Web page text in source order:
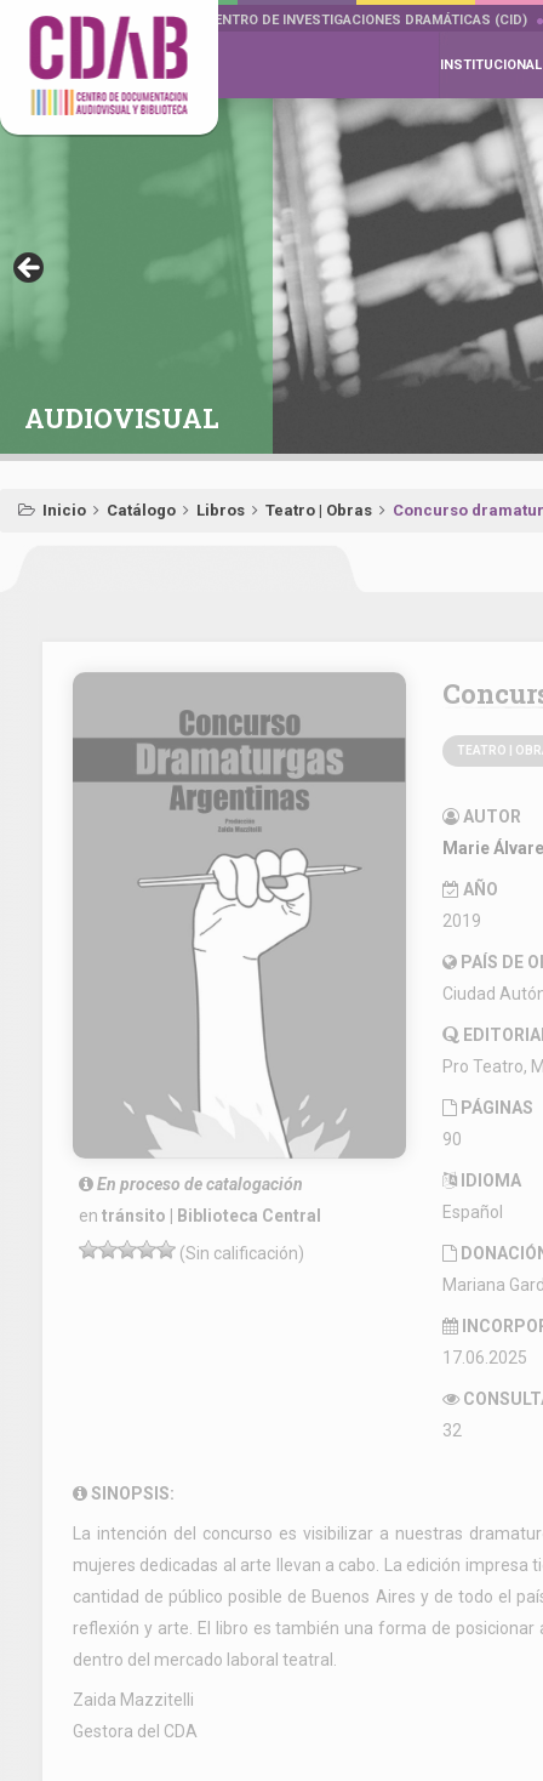
DOCUMENTA DRAMÁTICAS CENTRO DE INVESTIGACIONES DRAMÁTICAS (CID)
INSTITUCIONAL
AUDIOVISUAL
Inicio Catálogo Libros Teatro | Obras Concurso
En proceso de catalogación
en tránsito | Biblioteca Central
(Sin calificación)
TEATRO |
AUTOR
Marie
AÑO
2019
PAÍS DE
Ciudad
Pro Teatro,
PÁGINAS
90
IDIOMA
Español
Mariana
17.06.2025
32
SINOPSIS:
La intención del concurso es visibilizar a nuestras
mujeres dedicadas al arte llevan a cabo. La edición
cantidad de público posible de Buenos Aires y de todo el
reflexión y arte. El libro es también una forma de
dentro del mercado laboral teatral.
Zaida Mazzitelli
Gestora del CDA